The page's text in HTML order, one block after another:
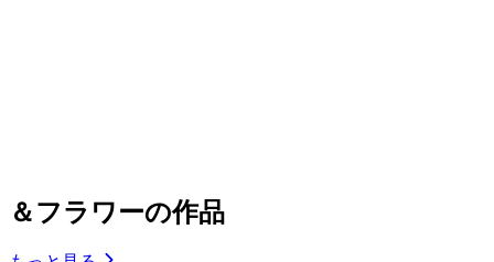
＆フラワーの作品